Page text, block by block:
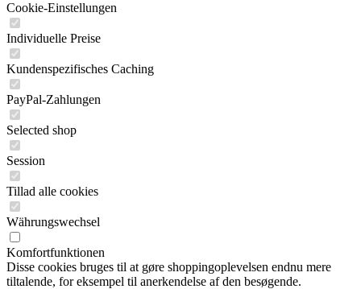
Cookie-Einstellungen
Individuelle Preise
Kundenspezifisches Caching
PayPal-Zahlungen
Selected shop
Session
Tillad alle cookies
Währungswechsel
Komfortfunktionen
Disse cookies bruges til at gøre shoppingoplevelsen endnu mere
tiltalende, for eksempel til anerkendelse af den besøgende.